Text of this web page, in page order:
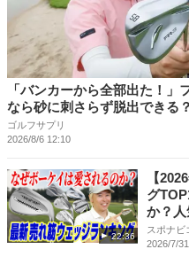
「バンカーから全部出た！
なら砂に刺さらず脱出できる？
ゴルフサプリ
2026/8/6 12:10
22:36
【
グ
か？
スポナビ
2026/7/